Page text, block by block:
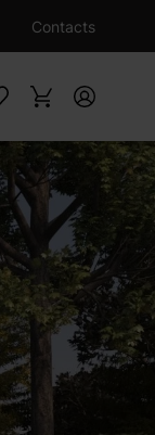
Contacts